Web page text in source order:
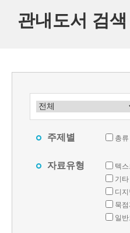
관내도서 검색
주제별 총류
자료유형 텍
기타
디
묵
일반